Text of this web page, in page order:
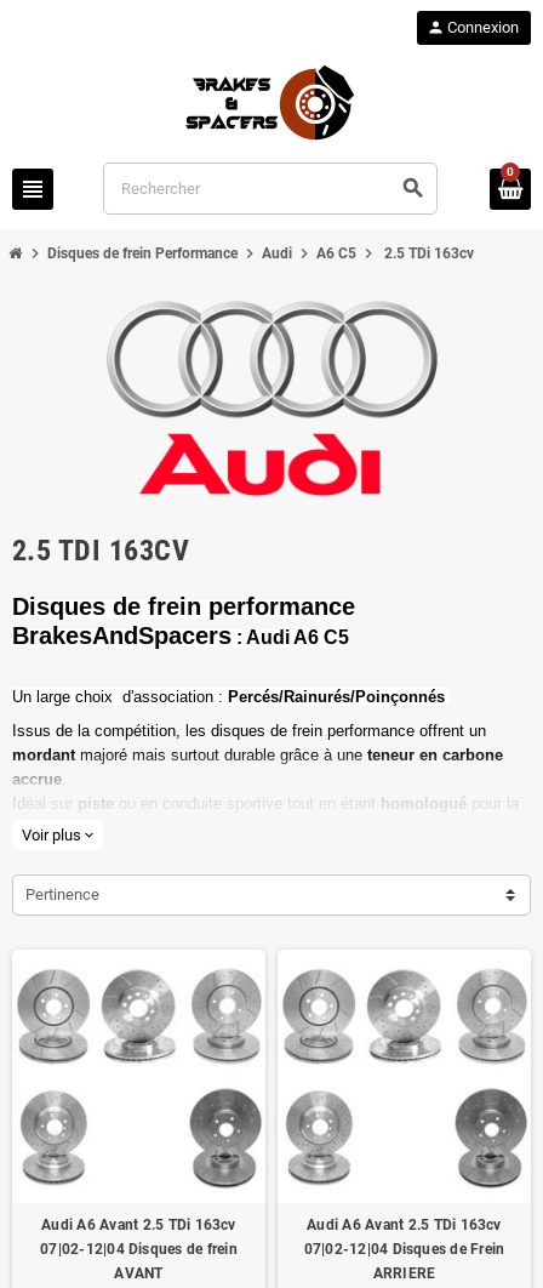
view_headline search
person Connexion
0
chevron_right Disques de frein Performance chevron_right Audi chevron_right A6 C5 chevron_right 2.5 TDi 163cv
2.5 TDI 163CV
Disques de frein performance
BrakesAndSpacers : Audi A6 C5
Un l arge choix d'association : Percés/Rainurés/Poinçonnés
Issus de la compétition, les disques de frein performance offrent un
mordant majoré mais surtout durable grâce à une teneur en carbone
accrue.
Idéal sur piste ou en conduite sportive tout en étant homologué pour la
route ouverte.
Dimensions d'origine respectées
Installation en lieu et place.
Homologué pour le contrôle technique
Voir plus expand_more
Pertinence
Audi A6 Avant 2.5 TDi 163cv
07|02-12|04 Disques de frein
AVANT
Audi A6 Avant 2.5 TDi 163cv
07|02-12|04 Disques de Frein
ARRIERE